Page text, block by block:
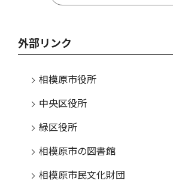
外部リンク
相模原市役所
中央区役所
緑区役所
相模原市の図書館
相模原市民文化財団